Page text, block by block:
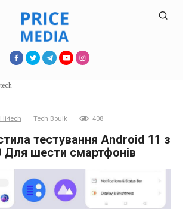
tech Tech Boulk 408
тестування Android 11 з
Для шести смартфонів